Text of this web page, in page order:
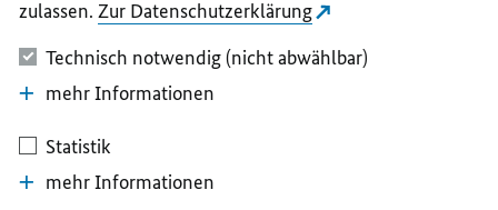
zulassen. Zur Datenschutzerklärung
Technisch notwendig (nicht abwählbar)
mehr Informationen
Statistik
mehr Informationen